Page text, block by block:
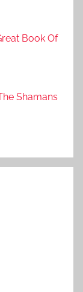
Book Of
Shamans